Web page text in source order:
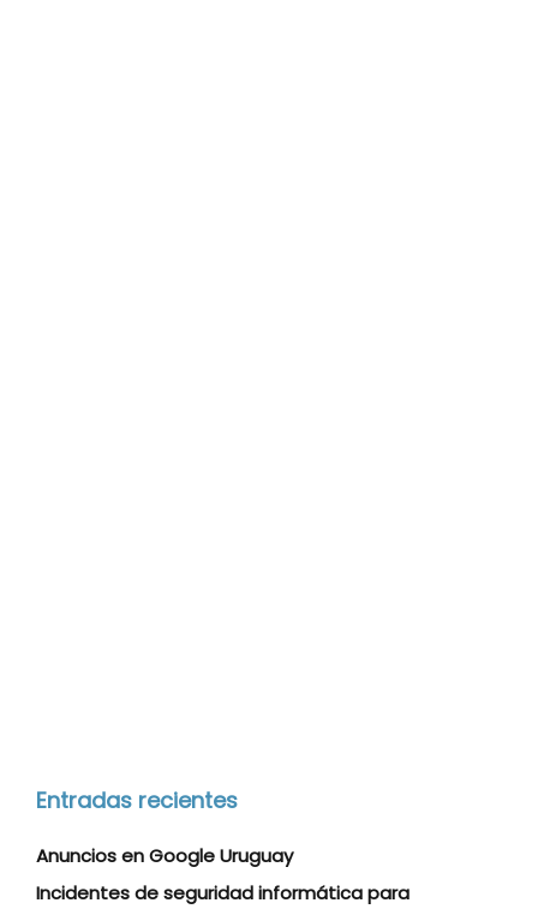
Entradas recientes
Anuncios en Google Uruguay
Incidentes de seguridad informática para